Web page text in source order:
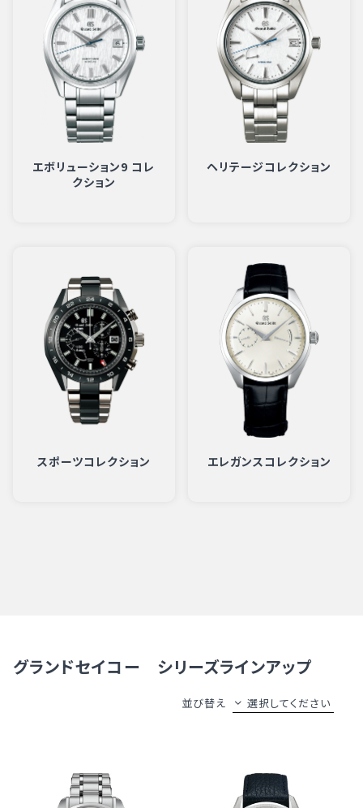
エボリューション9 コレ
クション
ヘリテージコレクション
スポーツコレクション エレガンスコレクション
グランドセイコー シリーズラインアップ
並び替え 選択してください